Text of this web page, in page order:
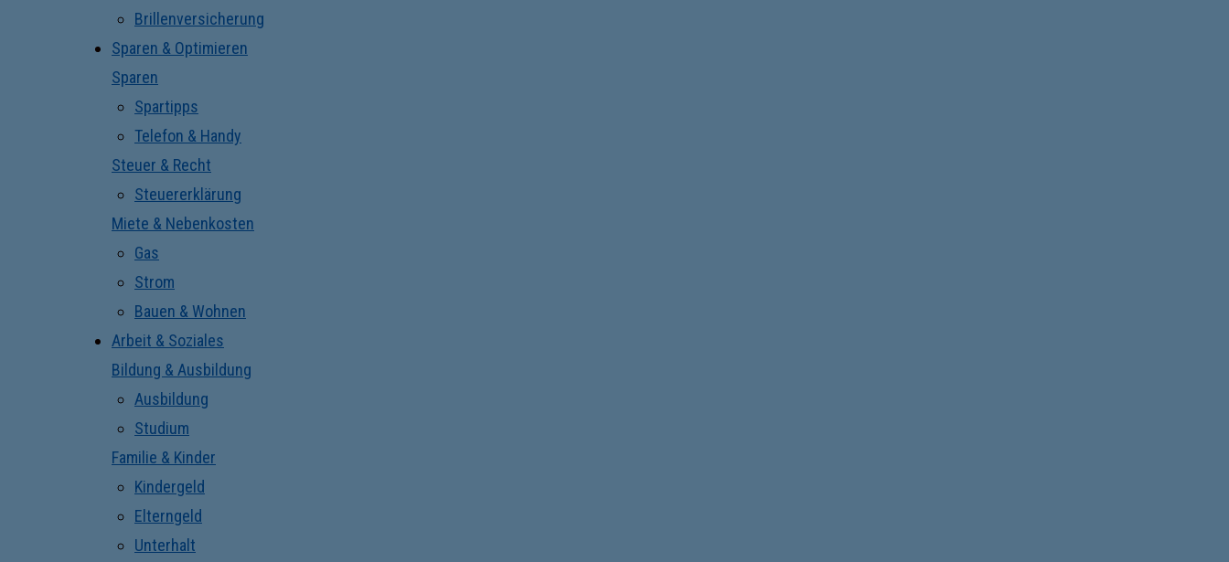
Brillenversicherung
Sparen & Optimieren
Sparen
Spartipps
Telefon & Handy
Steuer & Recht
Steuererklärung
Miete & Nebenkosten
Gas
Strom
Bauen & Wohnen
Arbeit & Soziales
Bildung & Ausbildung
Ausbildung
Studium
Familie & Kinder
Kindergeld
Elterngeld
Unterhalt